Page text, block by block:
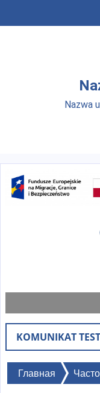
Перейти к
Nazwa
KOMUNIKAT
ВыГлавная